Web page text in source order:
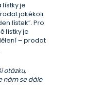
lístky je
jakékoli
lístek“. Pro
lístky je
– prodat
otázku,
nám se dále